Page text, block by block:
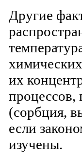
Другие
их
процессов,
(сорбция,
если
изучены.